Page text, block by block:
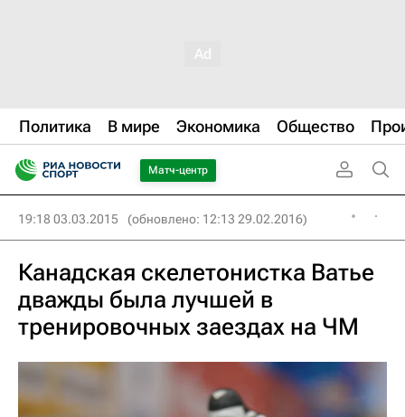
Политика В мире Экономика Общество
Матч-центр
19:18 03.03.2015 (обновлено: 12:13 29.02.2016)
Канадская скелетонистка Ватье
дважды была лучшей в
тренировочных заездах на ЧМ